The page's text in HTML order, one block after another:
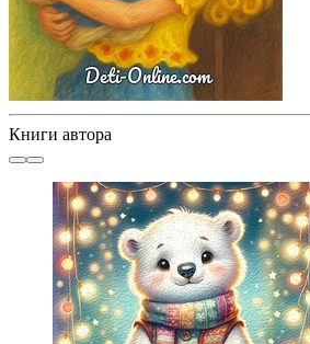
Книги автора